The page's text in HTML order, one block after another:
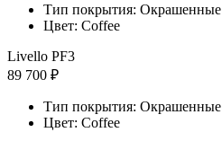
Тип покрытия: Окрашенные
Цвет: Coffee
Livello PF3
89 700 ₽
Тип покрытия: Окрашенные
Цвет: Coffee